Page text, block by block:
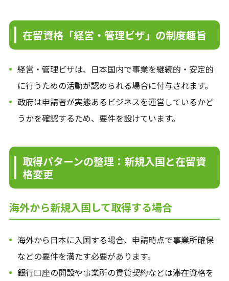
在留資格「経営・管理ビザ」の制度趣旨
経営・管理ビザは、日本国内で事業を継続的・安定的
に行うための活動が認められる場合に付与されます。
政府は申請者が実態あるビジネスを運営しているかど
うかを確認するため、要件を設けています。
取得パターンの整理：新規入国と在留資
格変更
海外から新規入国して取得する場合
海外から日本に入国する場合、申請時点で事業所確保
などの要件を満たす必要があります。
銀行口座の開設や事業所の賃貸契約などは滞在資格を